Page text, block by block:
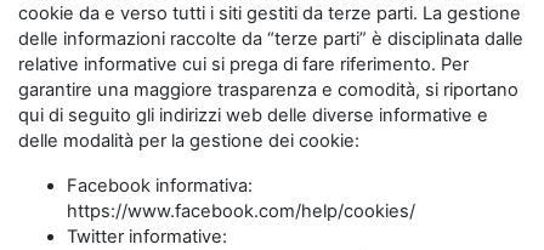
cookie da e verso tutti i siti gestiti da terze parti. La gestione
delle informazioni raccolte da “terze parti” è disciplinata dalle
relative informative cui si prega di fare riferimento. Per
garantire una maggiore trasparenza e comodità, si riportano
qui di seguito gli indirizzi web delle diverse informative e
delle modalità per la gestione dei cookie:
Facebook informativa:
https://www.facebook.com/help/cookies/
Twitter informative: